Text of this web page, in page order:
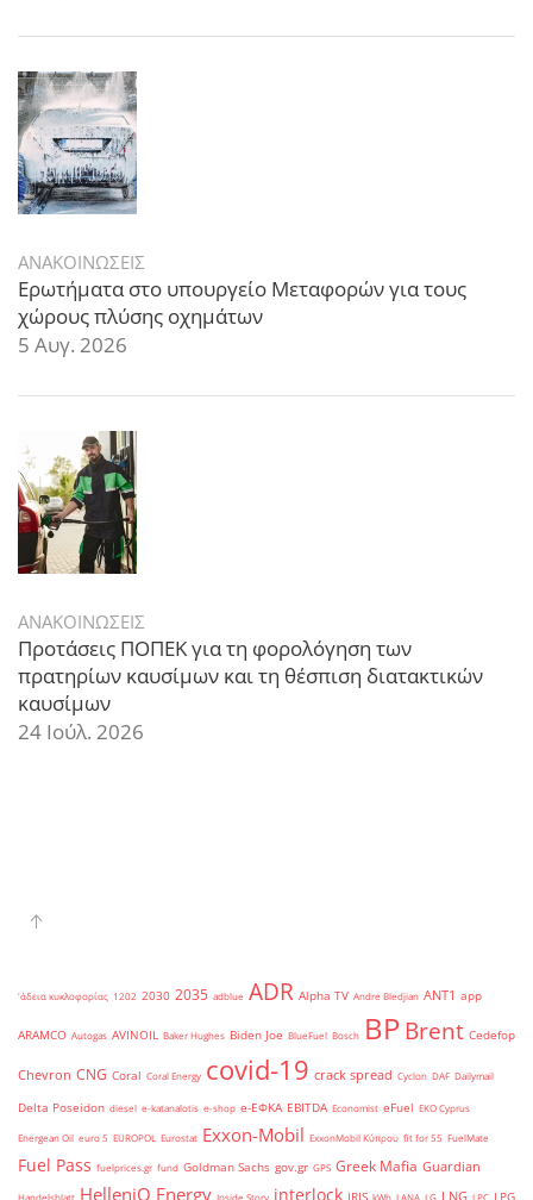
ΑΝΑΚΟΙΝΩΣΕΙΣ
Ερωτήματα στο υπουργείο Μεταφορών για τους
χώρους πλύσης οχημάτων
5 Αυγ. 2026
ΑΝΑΚΟΙΝΩΣΕΙΣ
Προτάσεις ΠΟΠΕΚ για τη φορολόγηση των
πρατηρίων καυσίμων και τη θέσπιση διατακτικών
καυσίμων
24 Ιούλ. 2026
'άδεια κυκλοφορίας 1202 2030 2035 adblue ADR Alpha TV Andre Bledjian ANT1 app
ARAMCO Autogas AVINOIL Baker Hughes Biden Joe BlueFuel Bosch BPBrent Cedefop
Chevron CNG Coral Coral Energy covid-19 crack spread Cyclon DAF Dailymail
Delta Poseidon diesel e-katanalotis e-shop e-ΕΦΚΑ EBITDA Economist eFuel EKO Cyprus
Energean Oil euro 5 EUROPOL Eurostat Exxon-Mobil ExxonMobil Κύπρου fit for 55 FuelMate
Fuel Pass fuelprices.gr fund Goldman Sachs gov.gr GPS Greek Mafia Guardian
Handelsblatt HelleniQ Energy Inside Story interlock kWh LANA LG LNG LPC